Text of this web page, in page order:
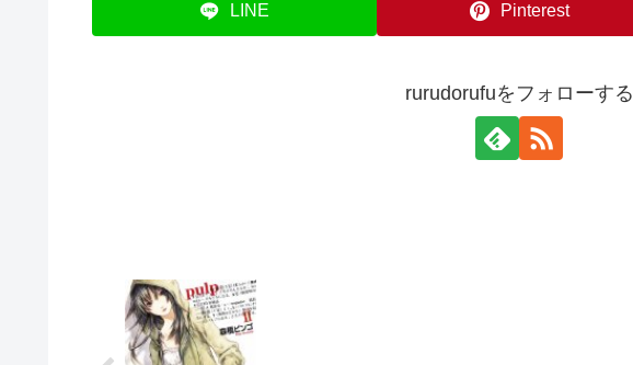
LINE Pinterest
rurudorufuをフォローする